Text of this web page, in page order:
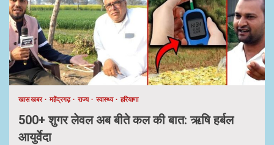
खास खबर महेंद्रगढ़ राज्य स्वास्थ्य हरियाणा
500+ शुगर लेवल अब बीते कल की बात: ऋषि हर्बल
आयुर्वेदा